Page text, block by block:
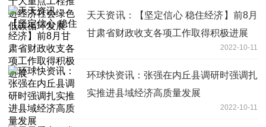
天天资讯：【坚定信心 稳住经济】前8月
甘肃省财政收支各项工作取得积极进展
2022-10-11
环球快资讯：张强在内丘县调研时强调扎
实推进县域经济高质量发展
2022-10-11